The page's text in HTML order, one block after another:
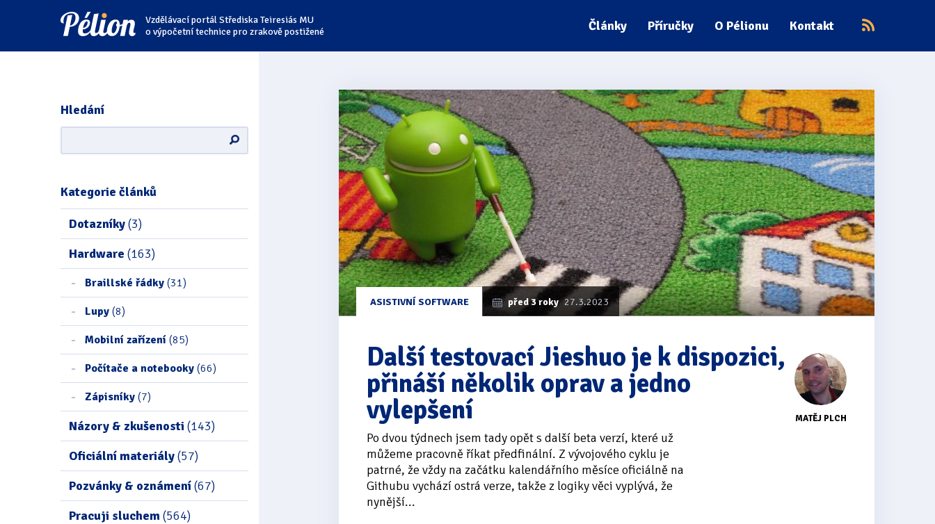
Přejít
na
štítky
Přejít
na
kategorie
Přejít
na
obsah
Vzdělávací portál Střediska Teiresiás MU
o výpočetní technice pro zrakově postižené
Články Příručky O Pélionu Kontakt
Hledání
Kategorie článků
Dotazníky(3)
Hardware (163)
Braillské řádky (31)
Lupy (8)
Mobilní zařízení (85)
Počítače a notebooky (66)
Zápisníky (7)
Názory & zkušenosti (143)
Oficiální materiály(57)
Pozvánky & oznámení(67)
Pracuji sluchem(564)
z
kategorie
Jieshuo
ASISTIVNÍ SOFTWARE před 3 roky 27.3.2023
MATĚJ PLCH
Další testovací Jieshuo je k dispozici,
přináší několik oprav a jedno
vylepšení
Po dvou týdnech jsem tady opět s další beta verzí, které už
můžeme pracovně říkat předfinální. Z vývojového cyklu je
patrné, že vždy na začátku kalendářního měsíce oficiálně na
Githubu vychází ostrá verze, takže z logiky věci vyplývá, že
nynější...